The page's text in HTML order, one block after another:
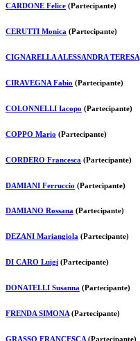
CARDONE Felice (Partecipante)
CERUTTI Monica (Partecipante)
CIGNARELLA ALESSANDRA TERESA
CIRAVEGNA Fabio (Partecipante)
COLONNELLI Iacopo (Partecipante)
COPPO Mario (Partecipante)
CORDERO Francesca (Partecipante)
DAMIANI Ferruccio (Partecipante)
DAMIANO Rossana (Partecipante)
DEZANI Mariangiola (Partecipante)
DI CARO Luigi (Partecipante)
DONATELLI Susanna (Partecipante)
FRENDA SIMONA (Partecipante)
GRASSO FRANCESCA (Partecipante)